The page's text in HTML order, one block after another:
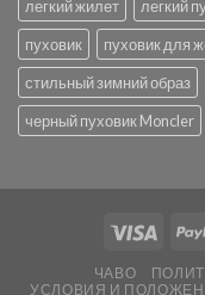
легкий жилет
легкий
пуховик
пуховик для
стильный зимний образ
черный пуховик Moncler
ЧАВО
УСЛОВИЯ И